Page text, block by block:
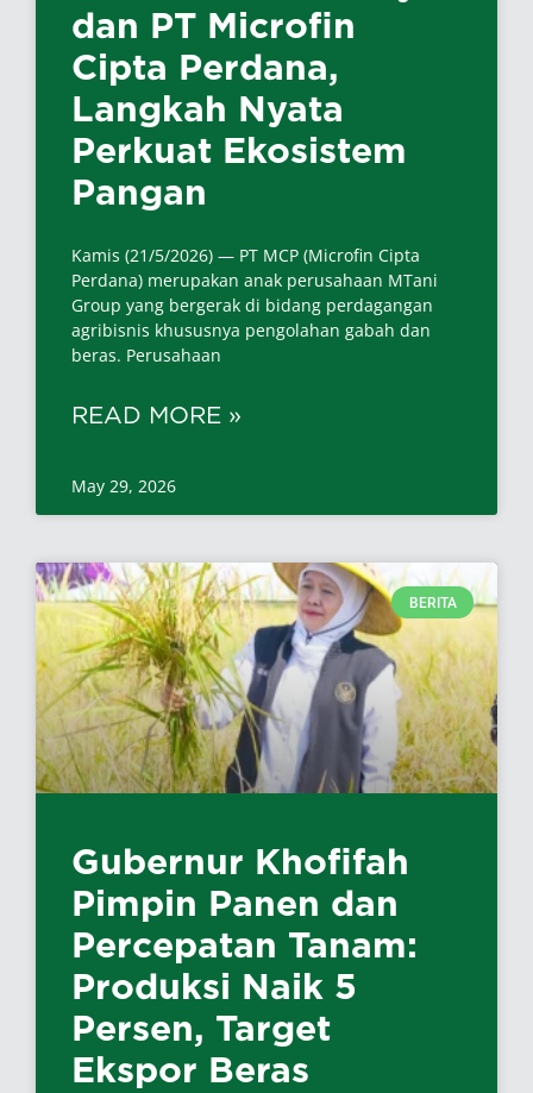
dan PT Microfin
Cipta Perdana,
Langkah Nyata
Perkuat Ekosistem
Pangan
Kamis (21/5/2026) — PT MCP (Microfin Cipta
Perdana) merupakan anak perusahaan MTani
Group yang bergerak di bidang perdagangan
agribisnis khususnya pengolahan gabah dan
beras. Perusahaan
READ MORE »
May 29, 2026
BERITA
Gubernur Khofifah
Pimpin Panen dan
Percepatan Tanam:
Produksi Naik 5
Persen, Target
Ekspor Beras